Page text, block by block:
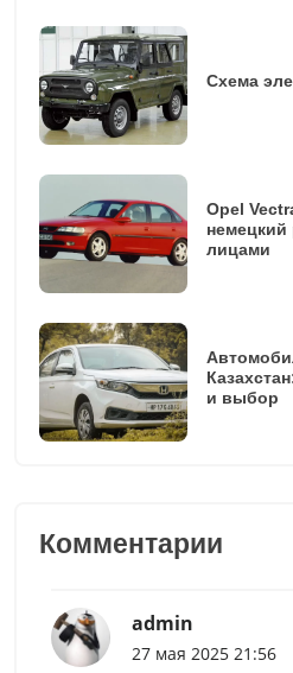
Схема
Opel
немецкий
лицами
и выбор
Комментарии
admin
27 мая 2025 21:56